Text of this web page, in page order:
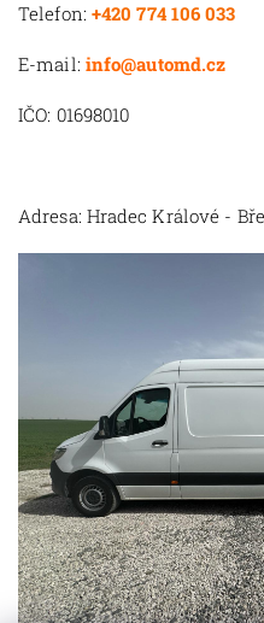
Telefon: +420 774 106 033
E-mail: info@automd.cz
IČO: 01698010
Adresa: Hradec Králové -